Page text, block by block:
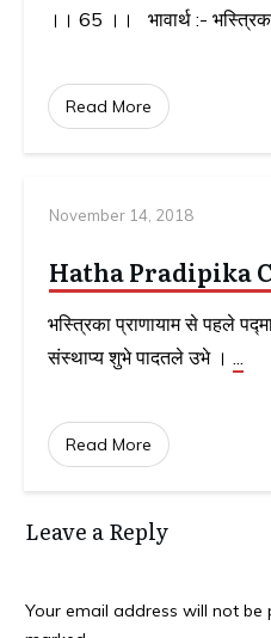
।। 65 ।। भावार्थ :-
Read More
November 14, 2018
Hatha Pradipika
भस्त्रिका प्राणायाम से पहले
संस्थाप्य शुभे पादतले उभे । ...
Read More
Leave a Reply
Your email address will not be